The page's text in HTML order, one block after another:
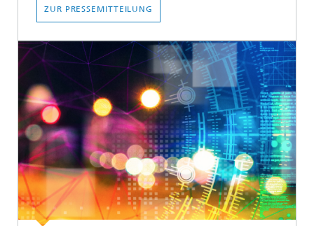
ZUR PRESSEMITTEILUNG